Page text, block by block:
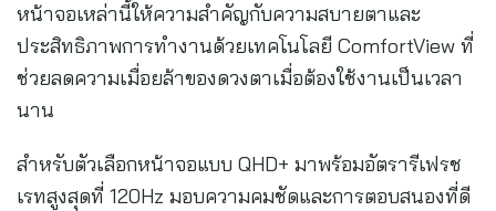
หน้าจอเหล่านี้ให้ความสำคัญกับความสบายตาและ
ประสิทธิภาพการทำงานด้วยเทคโนโลยี ComfortView ที่
ช่วยลดความเมื่อยล้าของดวงตาเมื่อต้องใช้งานเป็นเวลา
นาน
สำหรับตัวเลือกหน้าจอแบบ QHD+ มาพร้อมอัตรารีเฟรช
เรทสูงสุดที่ 120Hz มอบความคมชัดและการตอบสนองที่ดี